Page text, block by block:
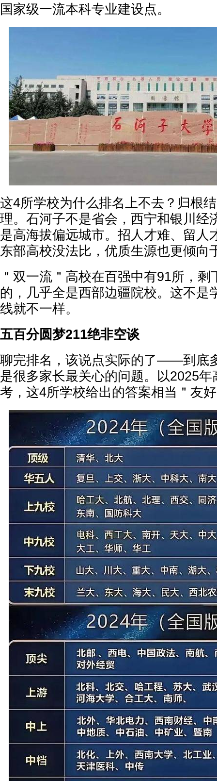
国家级一流本科专业建设点。
这4所学校为什么排名上不去？归根
理。石河子不是省会，西宁和银川经
是高海拔偏远城市。招人才难、留人
东部高校没法比，优质生源也更倾向
＂双一流＂高校在百强中有91所，
的，几乎全是西部边疆院校。这不是
线就不一样。
五百分圆梦211绝非空谈
聊完排名，该说点实际的了——到底
是很多家长最关心的问题。以2025
考，这4所学校给出的答案相当＂友